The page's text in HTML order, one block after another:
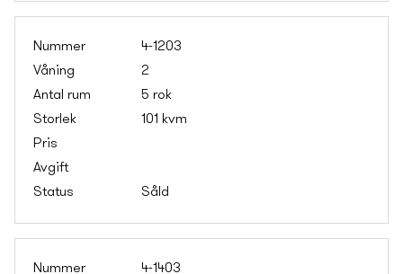
4-1203
2
5 rok
101 kvm
Såld
4-1403